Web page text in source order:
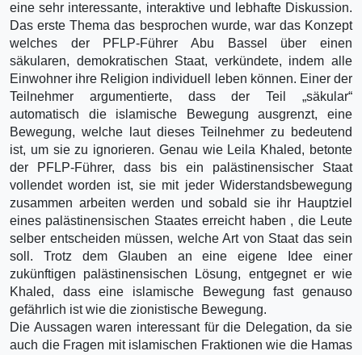
eine sehr interessante, interaktive und lebhafte Diskussion.
Das erste Thema das besprochen wurde, war das Konzept
welches der PFLP-Führer Abu Bassel über einen
säkularen, demokratischen Staat, verkündete, indem alle
Einwohner ihre Religion individuell leben können. Einer der
Teilnehmer argumentierte, dass der Teil „säkular“
automatisch die islamische Bewegung ausgrenzt, eine
Bewegung, welche laut dieses Teilnehmer zu bedeutend
ist, um sie zu ignorieren. Genau wie Leila Khaled, betonte
der PFLP-Führer, dass bis ein palästinensischer Staat
vollendet worden ist, sie mit jeder Widerstandsbewegung
zusammen arbeiten werden und sobald sie ihr Hauptziel
eines palästinensischen Staates erreicht haben , die Leute
selber entscheiden müssen, welche Art von Staat das sein
soll. Trotz dem Glauben an eine eigene Idee einer
zukünftigen palästinensischen Lösung, entgegnet er wie
Khaled, dass eine islamische Bewegung fast genauso
gefährlich ist wie die zionistische Bewegung.
Die Aussagen waren interessant für die Delegation, da sie
auch die Fragen mit islamischen Fraktionen wie die Hamas